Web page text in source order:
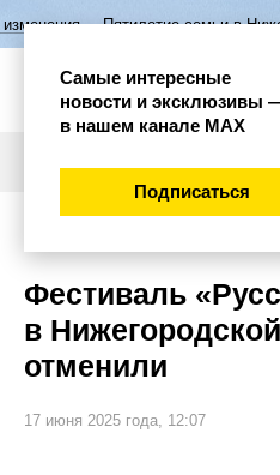
Пятилетие семьи в Нижегородской
Фестиваль
в
отменили
17 июня 2025 года, 12:07
Самые интересные
новости и эксклюзивы
в нашем канале МАХ
Подписаться